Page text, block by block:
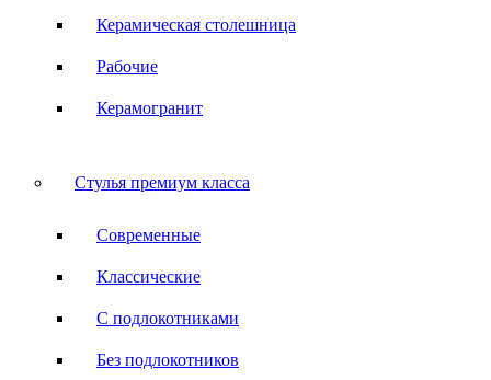
Керамическая столешница
Рабочие
Керамогранит
Стулья премиум класса
Современные
Классические
С подлокотниками
Без подлокотников